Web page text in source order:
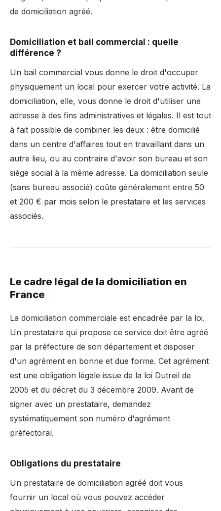
de domiciliation agréé.
Domiciliation et bail commercial : quelle
différence ?
Un bail commercial vous donne le droit d'occuper
physiquement un local pour exercer votre activité. La
domiciliation, elle, vous donne le droit d'utiliser une
adresse à des fins administratives et légales. Il est tout
à fait possible de combiner les deux : être domicilié
dans un centre d'affaires tout en travaillant dans un
autre lieu, ou au contraire d'avoir son bureau et son
siège social à la même adresse. La domiciliation seule
(sans bureau associé) coûte généralement entre 50
et 200 € par mois selon le prestataire et les services
associés.
Le cadre légal de la domiciliation en
France
La domiciliation commerciale est encadrée par la loi.
Un prestataire qui propose ce service doit être agréé
par la préfecture de son département et disposer
d'un agrément en bonne et due forme. Cet agrément
est une obligation légale issue de la loi Dutreil de
2005 et du décret du 3 décembre 2009. Avant de
signer avec un prestataire, demandez
systématiquement son numéro d'agrément
préfectoral.
Obligations du prestataire
Un prestataire de domiciliation agréé doit vous
fournir un local où vous pouvez accéder